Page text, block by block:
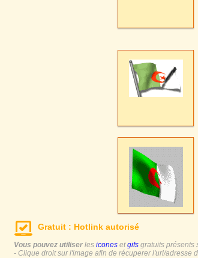
Gratuit : Hotlink autorisé
Vous pouvez utiliser les icones etgifs gratuits présents
- Clique droit sur l'image afin de récuperer l'url/adresse